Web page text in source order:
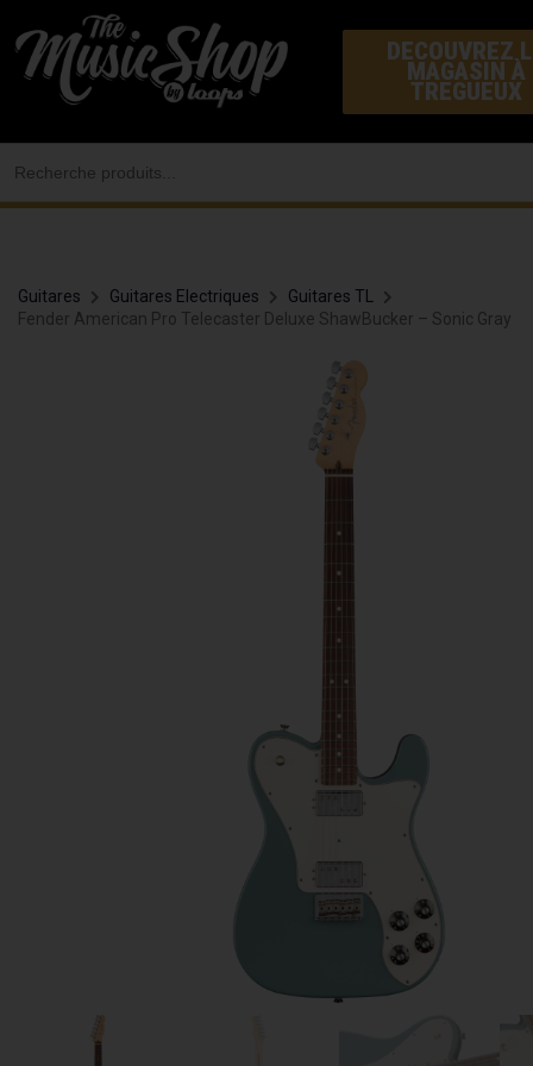
au
contenu
DECOUVREZ
MAGASIN À
TREGUEUX
Guitares Guitares Electriques
Guitares TL
Fender American Pro Telecaster Deluxe ShawBucker – Sonic Gray